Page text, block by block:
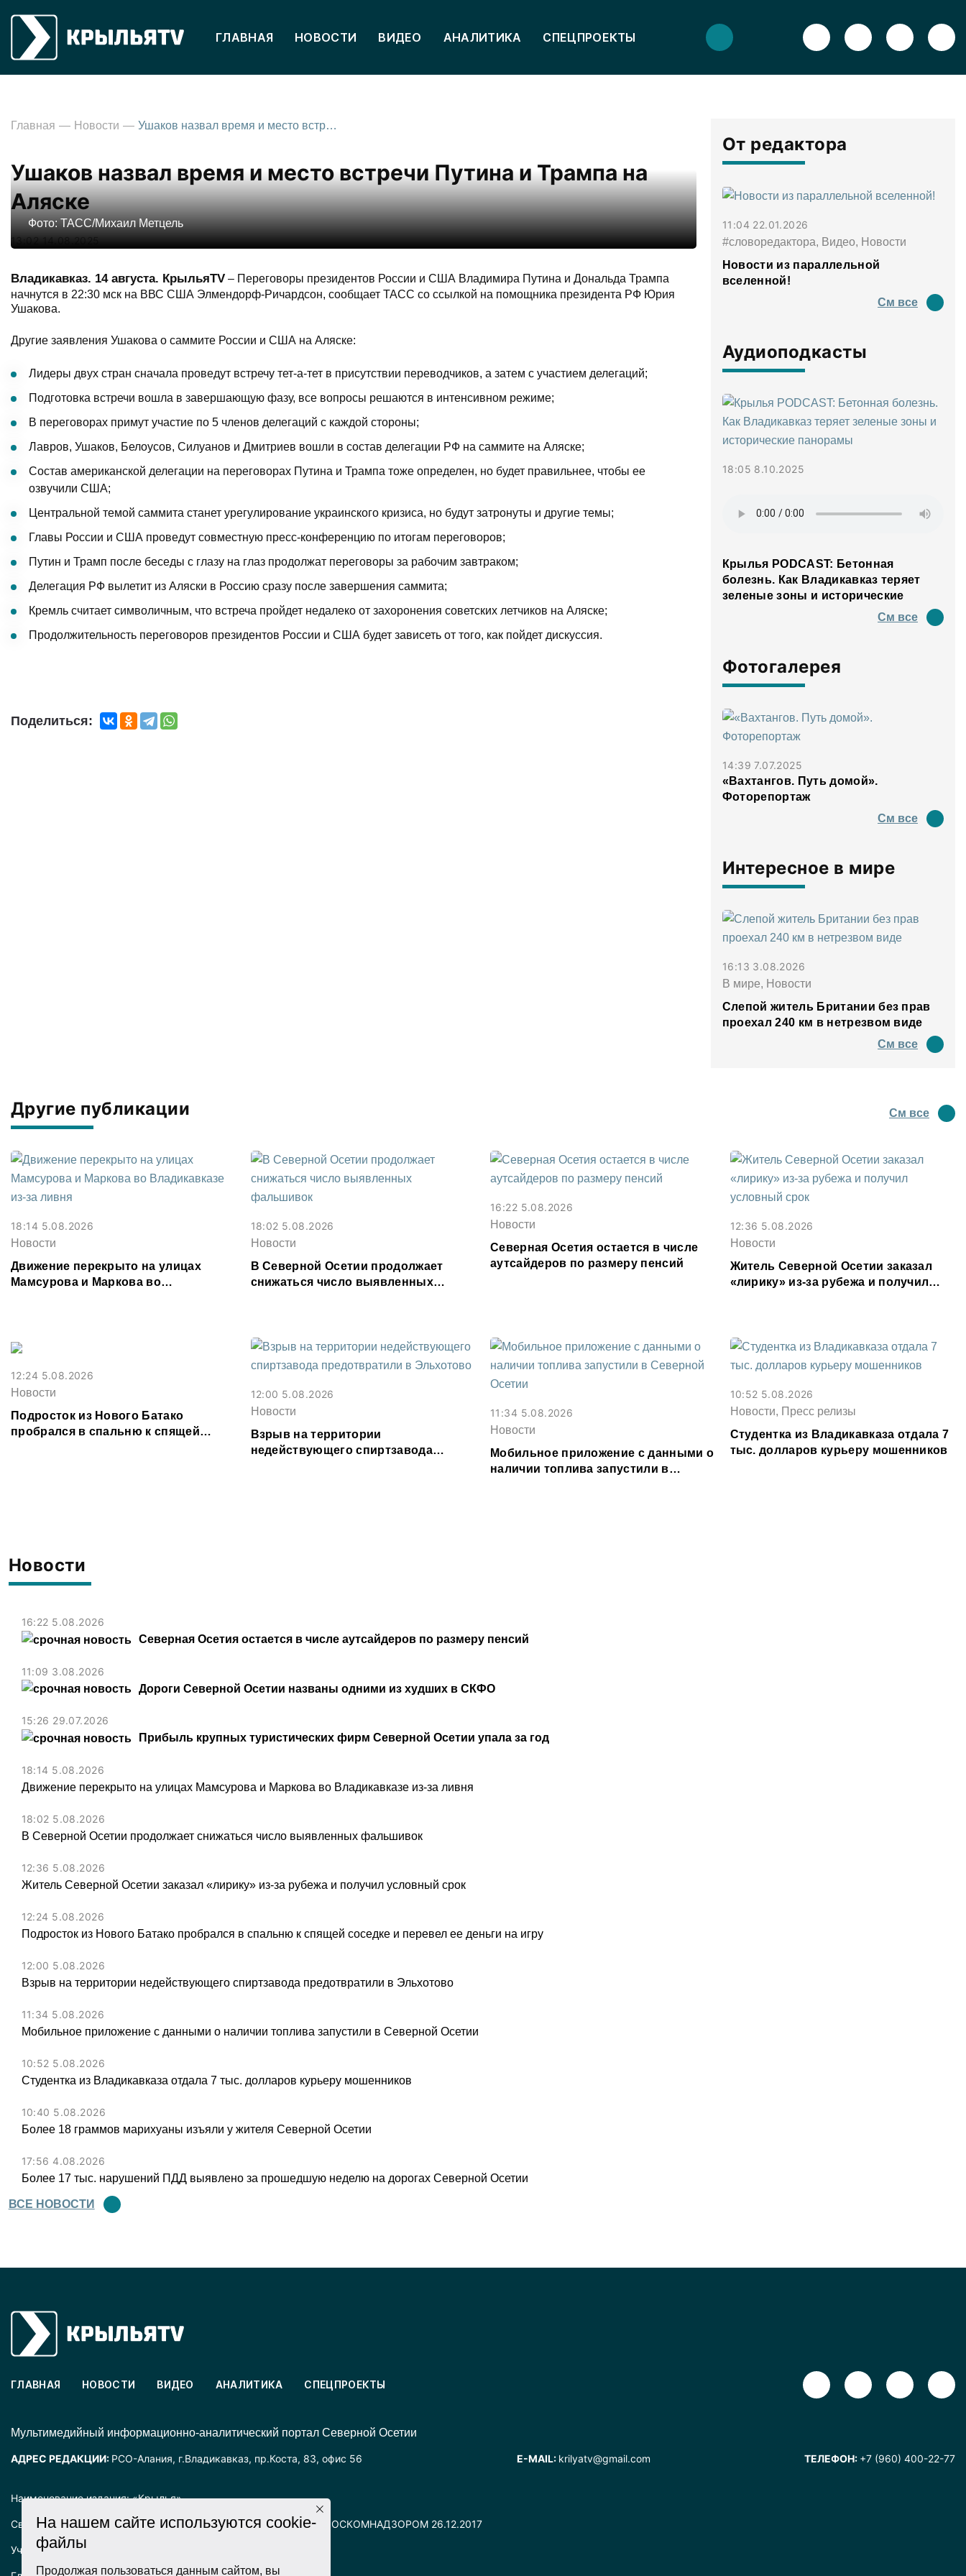
ГЛАВНАЯ НОВОСТИ ВИДЕО АНАЛИТИКА СПЕЦПРОЕКТЫ
Новости
16:22 5.08.2026
Северная Осетия остается в числе аутсайдеров по размеру пенсий
11:09 3.08.2026
Дороги Северной Осетии названы одними из худших в СКФО
15:26 29.07.2026
Прибыль крупных туристических фирм Северной Осетии упала за год
18:14 5.08.2026
Движение перекрыто на улицах Мамсурова и Маркова во Владикавказе из-за ливня
18:02 5.08.2026
В Северной Осетии продолжает снижаться число выявленных фальшивок
12:36 5.08.2026
Житель Северной Осетии заказал «лирику» из-за рубежа и получил условный срок
12:24 5.08.2026
Подросток из Нового Батако пробрался в спальню к спящей соседке и перевел ее деньги на игру
12:00 5.08.2026
Взрыв на территории недействующего спиртзавода предотвратили в Эльхотово
11:34 5.08.2026
Мобильное приложение с данными о наличии топлива запустили в Северной Осетии
10:52 5.08.2026
Студентка из Владикавказа отдала 7 тыс. долларов курьеру мошенников
10:40 5.08.2026
Более 18 граммов марихуаны изъяли у жителя Северной Осетии
17:56 4.08.2026
Более 17 тыс. нарушений ПДД выявлено за прошедшую неделю на дорогах Северной Осетии
ВСЕ НОВОСТИ
Главная Новости Ушаков назвал время и место встречи Путина и Трампа на Аляске
Ушаков назвал время и место встречи Путина и Трампа на
Аляске
13:02 14.08.2025
Фото: ТАСС/Михаил Метцель
Владикавказ. 14 августа. КрыльяTV – Переговоры президентов России и США Владимира Путина и Дональда Трампа
начнутся в 22:30 мск на ВВС США Элмендорф-Ричардсон, сообщает ТАСС со ссылкой на помощника президента РФ Юрия
Ушакова.
Другие заявления Ушакова о саммите России и США на Аляске:
Лидеры двух стран сначала проведут встречу тет-а-тет в присутствии переводчиков, а затем с участием делегаций;
Подготовка встречи вошла в завершающую фазу, все вопросы решаются в интенсивном режиме;
В переговорах примут участие по 5 членов делегаций с каждой стороны;
Лавров, Ушаков, Белоусов, Силуанов и Дмитриев вошли в состав делегации РФ на саммите на Аляске;
Состав американской делегации на переговорах Путина и Трампа тоже определен, но будет правильнее, чтобы ее
озвучили США;
Центральной темой саммита станет урегулирование украинского кризиса, но будут затронуты и другие темы;
Главы России и США проведут совместную пресс-конференцию по итогам переговоров;
Путин и Трамп после беседы с глазу на глаз продолжат переговоры за рабочим завтраком;
Делегация РФ вылетит из Аляски в Россию сразу после завершения саммита;
Кремль считает символичным, что встреча пройдет недалеко от захоронения советских летчиков на Аляске;
Продолжительность переговоров президентов России и США будет зависеть от того, как пойдет дискуссия.
Поделиться:
От редактора
11:04 22.01.2026
#словоредактора, Видео, Новости
Новости из параллельной
вселенной!
См все
Аудиоподкасты
18:05 8.10.2025
Крылья PODCAST: Бетонная
болезнь. Как Владикавказ теряет
зеленые зоны и исторические
См все
Фотогалерея
14:39 7.07.2025
«Вахтангов. Путь домой».
Фоторепортаж
См все
Интересное в мире
16:13 3.08.2026
В мире, Новости
Слепой житель Британии без прав
проехал 240 км в нетрезвом виде
См все
Другие публикации См все
18:14 5.08.2026
Новости
Движение перекрыто на улицах
Мамсурова и Маркова во
18:02 5.08.2026
Новости
В Северной Осетии продолжает
снижаться число выявленных
16:22 5.08.2026
Новости
Северная Осетия остается в числе
аутсайдеров по размеру пенсий
12:36 5.08.2026
Новости
Житель Северной Осетии заказал
«лирику» из-за рубежа и получил
12:24 5.08.2026
Новости
Подросток из Нового Батако
пробрался в спальню к спящей
12:00 5.08.2026
Новости
Взрыв на территории
недействующего спиртзавода
11:34 5.08.2026
Новости
Мобильное приложение с данными о
наличии топлива запустили в
10:52 5.08.2026
Новости, Пресс релизы
Студентка из Владикавказа отдала 7
тыс. долларов курьеру мошенников
Наименование издания: «Крылья».
Свидетельство о регистрации СМИ ЭЛ № ФС77-72025 выдано РОСКОМНАДЗОРОМ 26.12.2017
Учредитель: ООО «Крылья».
ГЛАВНАЯ НОВОСТИ ВИДЕО АНАЛИТИКА СПЕЦПРОЕКТЫ
Mультимедийный информационно-аналитический портал Северной Осетии
АДРЕС РЕДАКЦИИ: РСО-Алания, г.Владикавказ, пр.Коста, 83, офис 56 E-MAIL: krilyatv@gmail.com ТЕЛЕФОН: +7 (960) 400-22-77
На нашем сайте используются cookie-
файлы
Продолжая пользоваться данным сайтом, вы